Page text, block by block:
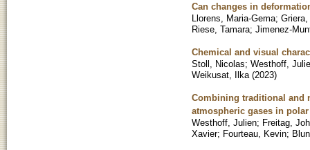
Can changes in
Llorens, Maria-Gema; Griera,
Riese, Tamara; Jimenez-
Chemical and visual
Stoll, Nicolas; Westhoff,
Weikusat, Ilka (2023)
Combining traditional and
atmospheric gases in
Westhoff, Julien; Freitag,
Xavier; Fourteau, Kevin;